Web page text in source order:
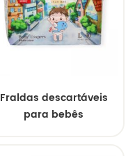
Fraldas descartáveis
para bebês